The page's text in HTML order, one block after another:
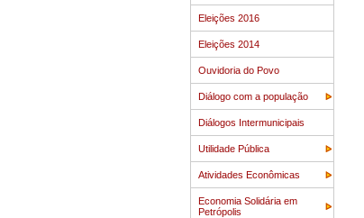
Eleições 2016
Eleições 2014
Ouvidoria do Povo
Diálogo com a população
Diálogos Intermunicipais
Utilidade Pública
Atividades Econômicas
Economia Solidária em
Petrópolis